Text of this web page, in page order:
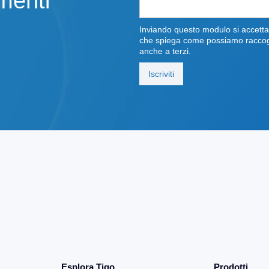
Inviando questo modulo si
che spiega come possiamo
anche a terzi.
Esplora Tigo Prodotti